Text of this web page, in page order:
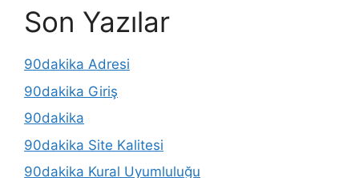
Son Yazılar
90dakika Adresi
90dakika Giriş
90dakika
90dakika Site Kalitesi
90dakika Kural Uyumluluğu